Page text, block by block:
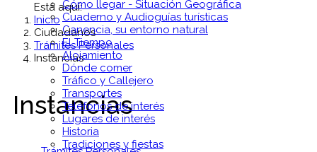
Cómo llegar - Situación Geográfica
Cuaderno y Audioguías turísticas
Canencia, su entorno natural
El Tiempo
Alojamiento
Dónde comer
Tráfico y Callejero
Transportes
Teléfonos de interés
Lugares de interés
Historia
Tradiciones y fiestas
Está aquí:
Inicio
Ciudadanos
Trámites Personales
Instancias
Instancias